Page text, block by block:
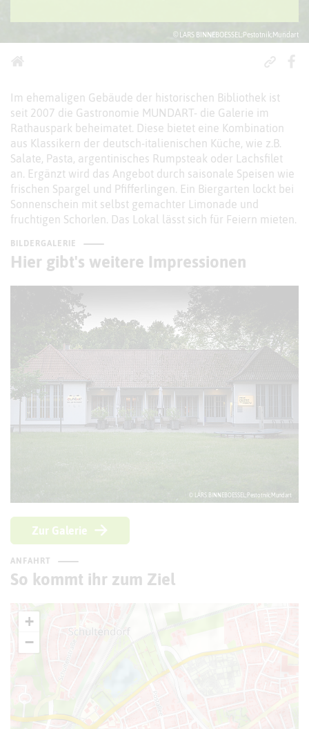
© LARS BINNEBOESSEL;Pestotnik;Mundart
Im ehemaligen Gebäude der historischen Bibliothek ist
seit 2007 die Gastronomie MUNDART- die Galerie im
Rathauspark beheimatet. Diese bietet eine Kombination
aus Klassikern der deutsch-italienischen Küche, wie z.B.
Salate, Pasta, argentinisches Rumpsteak oder Lachsfilet
an. Ergänzt wird das Angebot durch saisonale Speisen wie
frischen Spargel und Pfifferlingen. Ein Biergarten lockt bei
Sonnenschein mit selbst gemachter Limonade und
fruchtigen Schorlen. Das Lokal lässt sich für Feiern mieten.
BILDERGALERIE
Hier gibt's weitere Impressionen
© LARS BINNEBOESSEL;Pestotnik;Mundart
Zur Galerie
ANFAHRT
So kommt ihr zum Ziel
+
−